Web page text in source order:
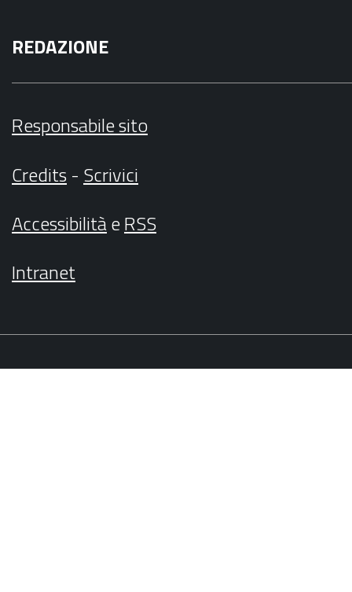
REDAZIONE
Responsabile sito
Credits- Scrivici
AccessibilitàeRSS
Intranet